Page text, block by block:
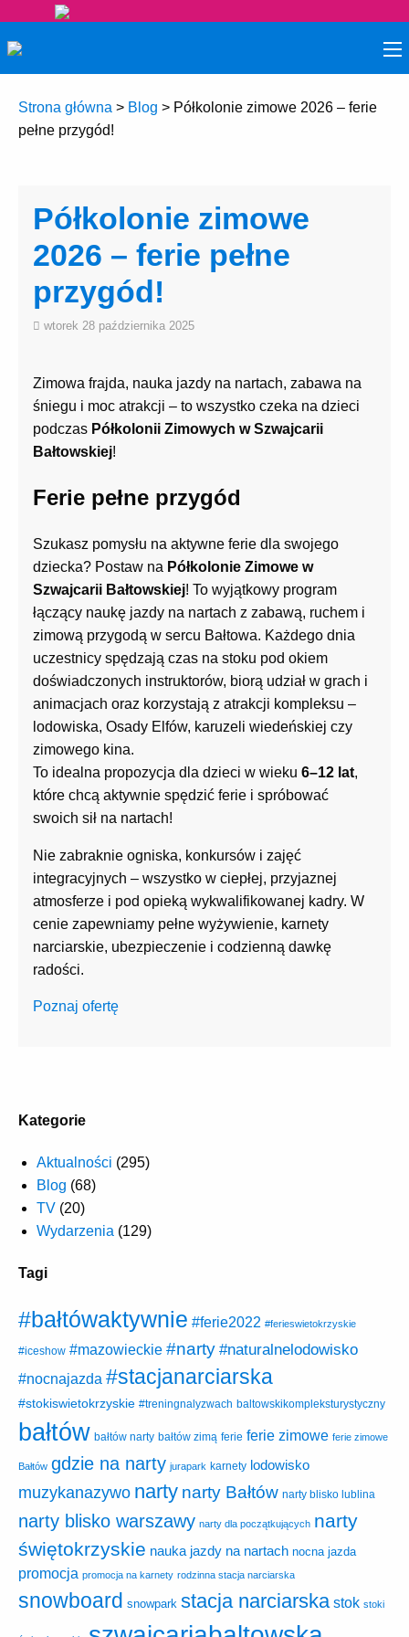
Strona główna > Blog > Półkolonie zimowe 2026 – ferie
pełne przygód!
Półkolonie zimowe
2026 – ferie pełne
przygód!
wtorek 28 października 2025
Zimowa frajda, nauka jazdy na nartach, zabawa na
śniegu i moc atrakcji – to wszystko czeka na dzieci
podczas Półkolonii Zimowych w Szwajcarii
Bałtowskiej!
Ferie pełne przygód
Szukasz pomysłu na aktywne ferie dla swojego
dziecka? Postaw na Półkolonie Zimowe w
Szwajcarii Bałtowskiej! To wyjątkowy program
łączący naukę jazdy na nartach z zabawą, ruchem i
zimową przygodą w sercu Bałtowa. Każdego dnia
uczestnicy spędzają czas na stoku pod okiem
doświadczonych instruktorów, biorą udział w grach i
animacjach oraz korzystają z atrakcji kompleksu –
lodowiska, Osady Elfów, karuzeli wiedeńskiej czy
zimowego kina.
To idealna propozycja dla dzieci w wieku 6–12 lat,
które chcą aktywnie spędzić ferie i spróbować
swoich sił na nartach!
Nie zabraknie ogniska, konkursów i zajęć
integracyjnych – wszystko w ciepłej, przyjaznej
atmosferze i pod opieką wykwalifikowanej kadry. W
cenie zapewniamy pełne wyżywienie, karnety
narciarskie, ubezpieczenie i codzienną dawkę
radości.
Poznaj ofertę
Kategorie
Aktualności (295)
Blog (68)
TV (20)
Wydarzenia (129)
Tagi
#bałtówaktywnie #ferie2022 #ferieswietokrzyskie
#iceshow #mazowieckie #narty #naturalnelodowisko
#nocnajazda #stacjanarciarska
#stokiswietokrzyskie #treningnalyzwach baltowskikompleksturystyczny
bałtów bałtów narty bałtów zimą ferie ferie zimowe ferie zimowe
Bałtów gdzie na narty jurapark karnety lodowisko
muzykanazywo narty narty Bałtów narty blisko lublina
narty blisko warszawy narty dla początkujących narty
świętokrzyskie nauka jazdy na nartach nocna jazda
promocja promocja na karnety rodzinna stacja narciarska
snowboard snowpark stacja narciarska stok stoki